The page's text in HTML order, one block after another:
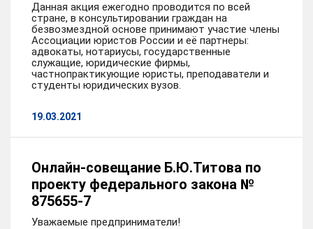
Данная акция ежегодно проводится по всей
стране, в консультировании граждан на
безвозмездной основе принимают участие члены
Ассоциации юристов России и её партнеры:
адвокаты, нотариусы, государственные
служащие, юридические фирмы,
частнопрактикующие юристы, преподаватели и
студенты юридических вузов.
19.03.2021
Онлайн-совещание Б.Ю.Титова по
проекту федерального закона №
875655-7
Уважаемые предприниматели!